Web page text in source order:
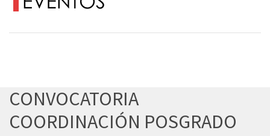
CONVOCATORIA
COORDINACIÓN POSGRADO